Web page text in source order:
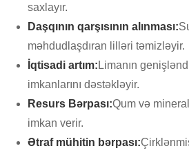
saxlayır.
Daşqının qarşısının alınması:
məhdudlaşdıran lilləri təmizləyir.
İqtisadi artım: Limanın
imkanlarını dəstəkləyir.
Resurs Bərpası:Qum və
imkan verir.
Ətraf mühitin bərpası: